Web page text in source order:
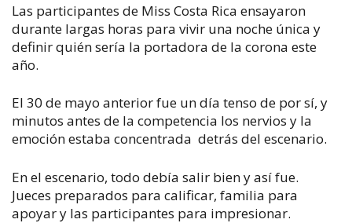
Las participantes de Miss Costa Rica ensayaron
durante largas horas para vivir una noche única y
definir quién sería la portadora de la corona este
año.
El 30 de mayo anterior fue un día tenso de por sí, y
minutos antes de la competencia los nervios y la
emoción estaba concentrada detrás del escenario.
En el escenario, todo debía salir bien y así fue.
Jueces preparados para calificar, familia para
apoyar y las participantes para impresionar.